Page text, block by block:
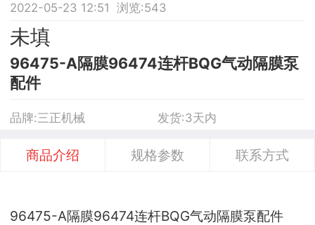
2022-05-23 12:51 浏览:543
未填
96475-A隔膜96474连杆BQG气动隔膜泵
配件
品牌:三正机械 发货:3天内
商品介绍 规格参数 联系方式
96475-A隔膜96474连杆BQG气动隔膜泵配件